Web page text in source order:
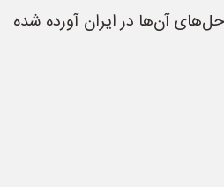
آن‌ها در ایران آورده شده